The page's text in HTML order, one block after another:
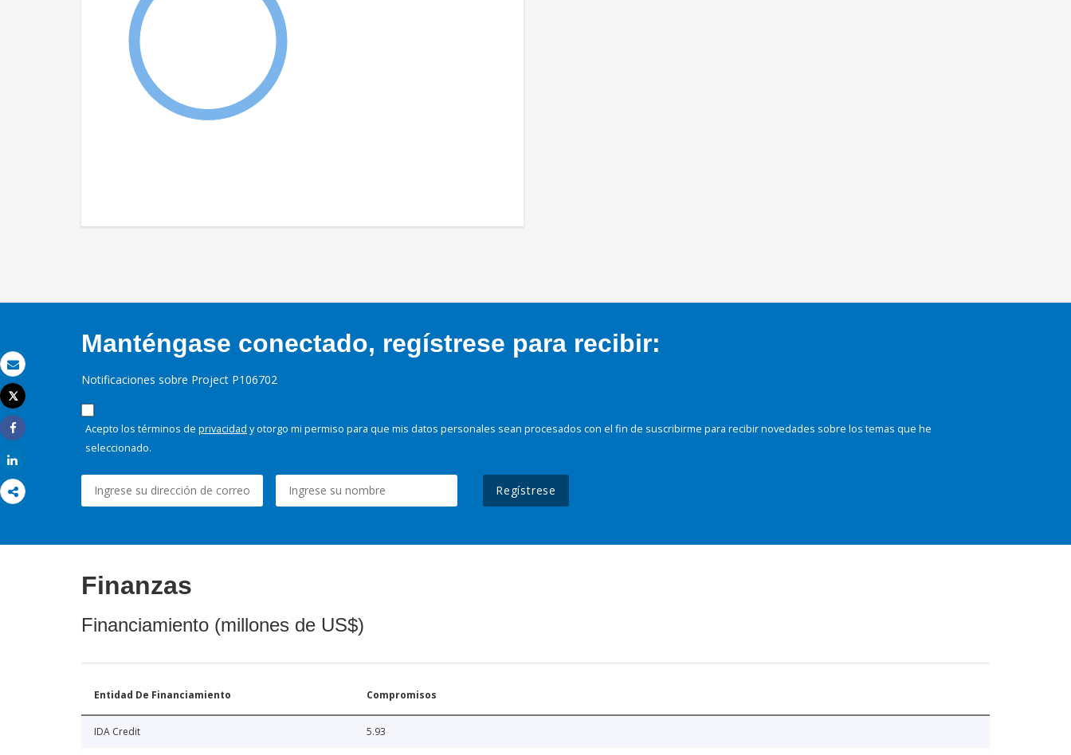
Correo electrónico
Imprimir
Tweet
Share
Manténgase conectado, regístrese para recibir:
Notificaciones sobre Project P106702
Acepto los términos de privacidad y otorgo mi permiso para que mis datos personales sean procesados con el fin de suscribirme para recibir novedades sobre los temas que he
seleccionado.
Regístrese
Finanzas
Financiamiento (millones de US$)
Entidad De Financiamiento Compromisos
IDA Credit 5.93